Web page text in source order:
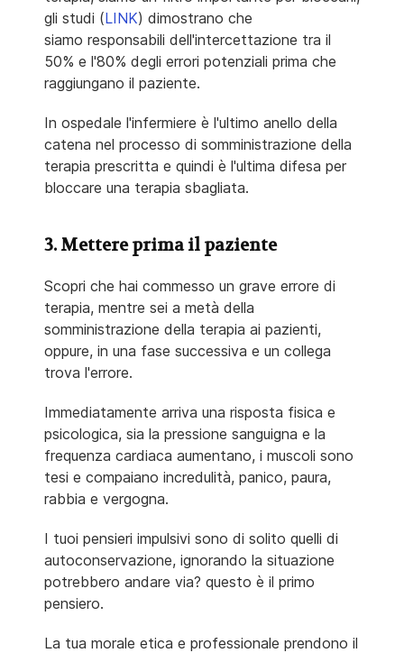
gli studi (LINK) dimostrano che
siamo responsabili dell'intercettazione tra il
50% e l'80% degli errori potenziali prima che
raggiungano il paziente.
In ospedale l'infermiere è l'ultimo anello della
catena nel processo di somministrazione della
terapia prescritta e quindi è l'ultima difesa per
bloccare una terapia sbagliata.
3. Mettere prima il paziente
Scopri che hai commesso un grave errore di
terapia, mentre sei a metà della
somministrazione della terapia ai pazienti,
oppure, in una fase successiva e un collega
trova l'errore.
Immediatamente arriva una risposta fisica e
psicologica, sia la pressione sanguigna e la
frequenza cardiaca aumentano, i muscoli sono
tesi e compaiano incredulità, panico, paura,
rabbia e vergogna.
I tuoi pensieri impulsivi sono di solito quelli di
autoconservazione, ignorando la situazione
potrebbero andare via? questo è il primo
pensiero.
La tua morale etica e professionale prendono il